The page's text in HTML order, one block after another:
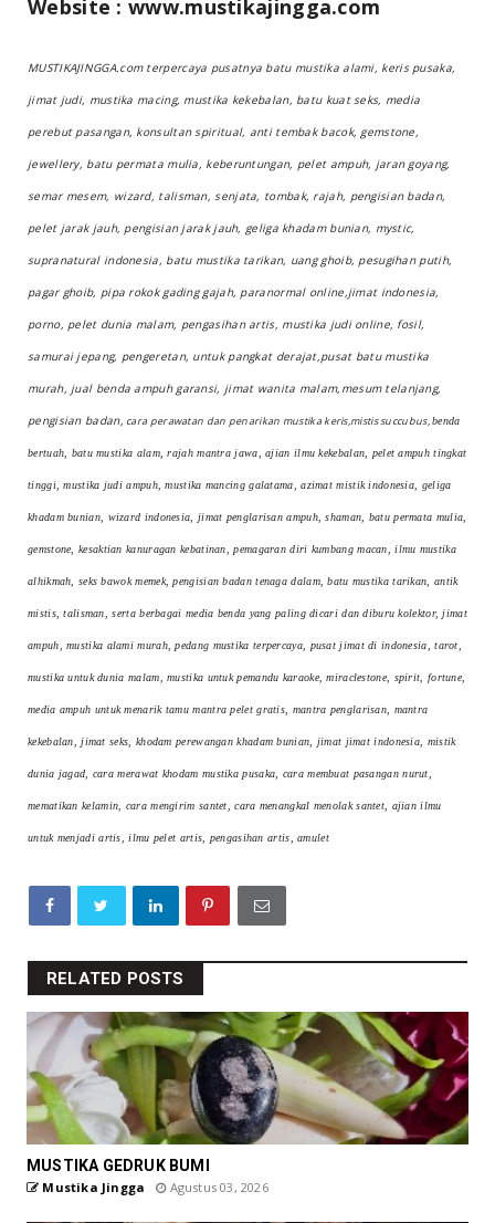
Website : www.mustikajingga.com
MUSTIKAJINGGA.com terpercaya pusatnya batu mustika alami, keris pusaka,
jimat judi, mustika macing, mustika kekebalan, batu kuat seks, media
perebut pasangan, konsultan spiritual, anti tembak bacok, gemstone,
jewellery, batu permata mulia, keberuntungan, pelet ampuh, jaran goyang,
semar mesem, wizard, talisman, senjata, tombak, rajah, pengisian badan,
pelet jarak jauh, pengisian jarak jauh, geliga khadam bunian, mystic,
supranatural indonesia, batu mustika tarikan, uang ghoib, pesugihan putih,
pagar ghoib, pipa rokok gading gajah, paranormal online,jimat indonesia,
porno, pelet dunia malam, pengasihan artis, mustika judi online, fosil,
samurai jepang, pengeretan, untuk pangkat derajat,pusat batu mustika
murah, jual benda ampuh garansi, jimat wanita malam,mesum telanjang,
pengisian badan, cara perawatan dan penarikan mustika keris,mistis succubus, benda
bertuah, batu mustika alam, rajah mantra jawa, ajian ilmu kekebalan, pelet ampuh tingkat
tinggi, mustika judi ampuh, mustika mancing galatama, azimat mistik indonesia, geliga
khadam bunian, wizard indonesia, jimat penglarisan ampuh, shaman, batu permata mulia,
gemstone, kesaktian kanuragan kebatinan, pemagaran diri kumbang macan, ilmu mustika
alhikmah, seks bawok memek, pengisian badan tenaga dalam, batu mustika tarikan, antik
mistis, talisman, serta berbagai media benda yang paling dicari dan diburu kolektor, jimat
ampuh, mustika alami murah, pedang mustika terpercaya, pusat jimat di indonesia, tarot,
mustika untuk dunia malam, mustika untuk pemandu karaoke, miraclestone, spirit, fortune,
media ampuh untuk menarik tamu mantra pelet gratis, mantra penglarisan, mantra
kekebalan, jimat seks, khodam perewangan khadam bunian, jimat jimat indonesia, mistik
dunia jagad, cara merawat khodam mustika pusaka, cara membuat pasangan nurut,
mematikan kelamin, cara mengirim santet, cara menangkal menolak santet, ajian ilmu
untuk menjadi artis, ilmu pelet artis, pengasihan artis, amulet
RELATED POSTS
MUSTIKA GEDRUK BUMI
Mustika Jingga Agustus 03, 2026